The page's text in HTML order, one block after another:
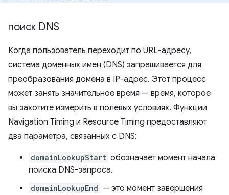
поиск DNS
Когда пользователь переходит по URL-адресу,
система доменных имен (DNS) запрашивается для
преобразования домена в IP-адрес. Этот процесс
может занять значительное время — время, которое
вы захотите измерить в полевых условиях. Функции
Navigation Timing и Resource Timing предоставляют
два параметра, связанных с DNS:
domainLookupStart обозначает момент начала
поиска DNS-запроса.
domainLookupEnd — это момент завершения